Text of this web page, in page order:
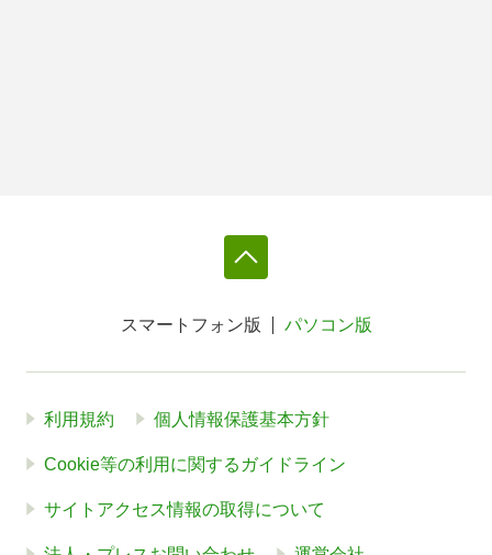
スマートフォン版 パソコン版
利用規約 個人情報保護基本方針
Cookie等の利用に関するガイドライン
サイトアクセス情報の取得について